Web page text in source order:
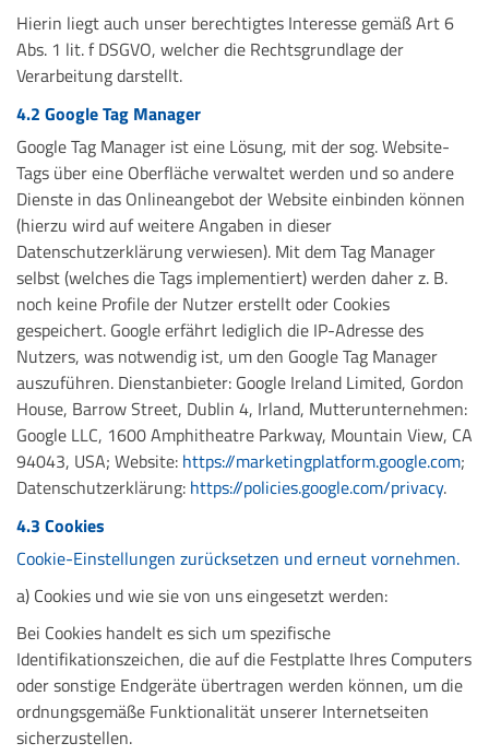
Hierin liegt auch unser berechtigtes Interesse gemäß Art 6
Abs. 1 lit. f DSGVO, welcher die Rechtsgrundlage der
Verarbeitung darstellt.
4.2 Google Tag Manager
Google Tag Manager ist eine Lösung, mit der sog. Website-
Tags über eine Oberfläche verwaltet werden und so andere
Dienste in das Onlineangebot der Website einbinden können
(hierzu wird auf weitere Angaben in dieser
Datenschutzerklärung verwiesen). Mit dem Tag Manager
selbst (welches die Tags implementiert) werden daher z. B.
noch keine Profile der Nutzer erstellt oder Cookies
gespeichert. Google erfährt lediglich die IP-Adresse des
Nutzers, was notwendig ist, um den Google Tag Manager
auszuführen. Dienstanbieter: Google Ireland Limited, Gordon
House, Barrow Street, Dublin 4, Irland, Mutterunternehmen:
Google LLC, 1600 Amphitheatre Parkway, Mountain View, CA
94043, USA; Website: https://marketingplatform.google.com;
Datenschutzerklärung: https://policies.google.com/privacy.
4.3 Cookies
Cookie-Einstellungen zurücksetzen und erneut vornehmen.
a) Cookies und wie sie von uns eingesetzt werden:
Bei Cookies handelt es sich um spezifische
Identifikationszeichen, die auf die Festplatte Ihres Computers
oder sonstige Endgeräte übertragen werden können, um die
ordnungsgemäße Funktionalität unserer Internetseiten
sicherzustellen.